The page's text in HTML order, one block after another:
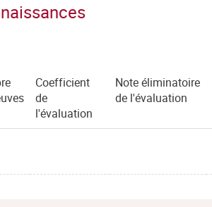
Coefficient
de
l'évaluation
Note éliminatoire
de l'évaluation